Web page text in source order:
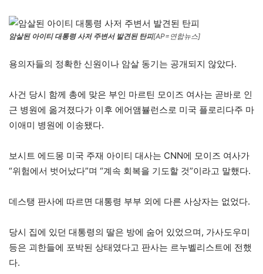
암살된 아이티 대통령 사저 주변서 발견된 탄피[AP=연합뉴스]
용의자들의 정확한 신원이나 암살 동기는 공개되지 않았다.
사건 당시 함께 총에 맞은 부인 마르틴 모이즈 여사는 곧바로 인
근 병원에 옮겨졌다가 이후 에어앰뷸런스로 미국 플로리다주 마
이애미 병원에 이송됐다.
보시트 에드몽 미국 주재 아이티 대사는 CNN에 모이즈 여사가
“위험에서 벗어났다”며 “계속 회복을 기도할 것”이라고 말했다.
데스탱 판사에 따르면 대통령 부부 외에 다른 사상자는 없었다.
당시 집에 있던 대통령의 딸은 방에 숨어 있었으며, 가사도우미
등은 괴한들에 포박된 상태였다고 판사는 르누벨리스트에 전했
다.